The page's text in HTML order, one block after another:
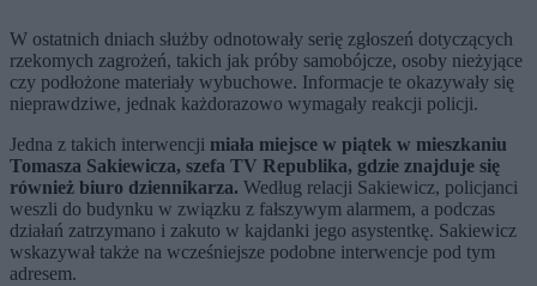
W ostatnich dniach służby odnotowały serię zgłoszeń dotyczących
rzekomych zagrożeń, takich jak próby samobójcze, osoby nieżyjące
czy podłożone materiały wybuchowe. Informacje te okazywały się
nieprawdziwe, jednak każdorazowo wymagały reakcji policji.
Jedna z takich interwencji miała miejsce w piątek w mieszkaniu
Tomasza Sakiewicza, szefa TV Republika, gdzie znajduje się
również biuro dziennikarza. Według relacji Sakiewicz, policjanci
weszli do budynku w związku z fałszywym alarmem, a podczas
działań zatrzymano i zakuto w kajdanki jego asystentkę. Sakiewicz
wskazywał także na wcześniejsze podobne interwencje pod tym
adresem.